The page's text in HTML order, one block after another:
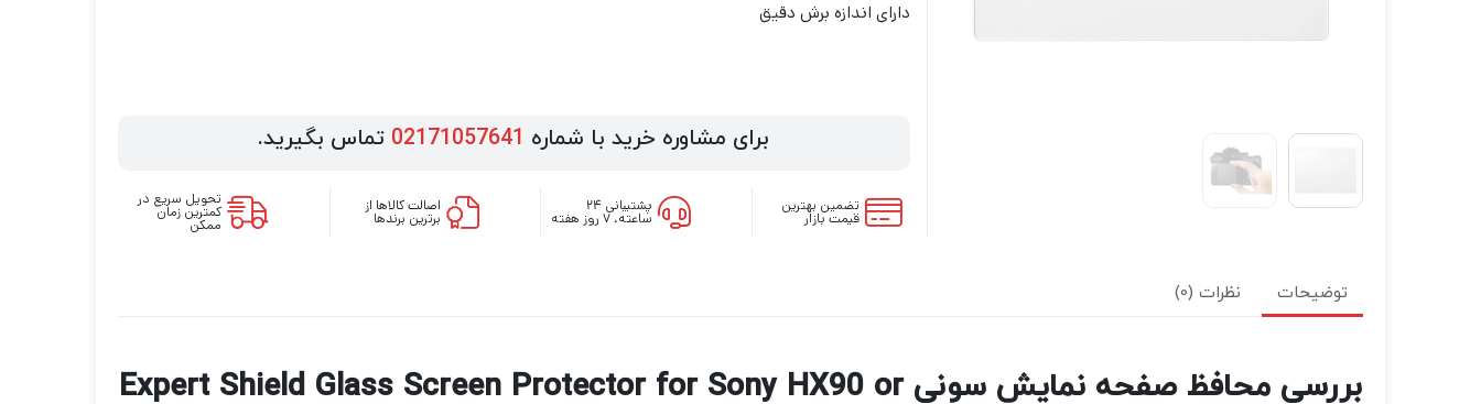
دارای اندازه برش دقیق
برای مشاوره خرید با شماره 02171057641 تماس بگیرید.
تضمین بهترین
قیمت بازار
پشتیبانی ۲۴
ساعته، ۷ روز هفته
اصالت کالاها از
برترین برندها
تحویل سریع در
کمترین زمان
ممکن
توضیحات نظرات (0)
بررسی محافظ صفحه نمایش سونی Expert Shield Glass Screen Protector for Sony HX90 or